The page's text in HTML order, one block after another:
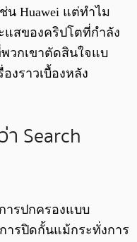
น Huawei แต่ทำไม
แสของคริปโตที่กำลัง
วกเขาตัดสินใจแบ
งราวเบื้องหลัง
Search
ารปกครองแบบ
ารปิดกั้นแม้กระทั่งการ